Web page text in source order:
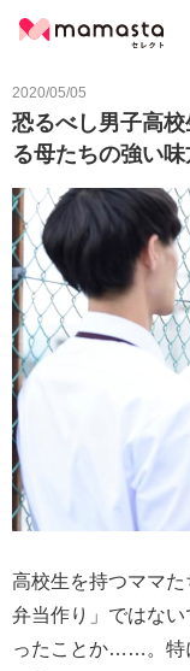
2020/05/05
恐るべし男子高
る母たちの強い味
高校生を持つママ
弁当作り」ではな
ったことか……。特